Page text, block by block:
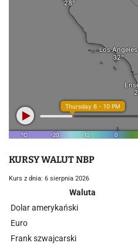
KURSY WALUT NBP
Kurs z dnia: 6 sierpnia 2026
Waluta
Dolar amerykański
Euro
Frank szwajcarski